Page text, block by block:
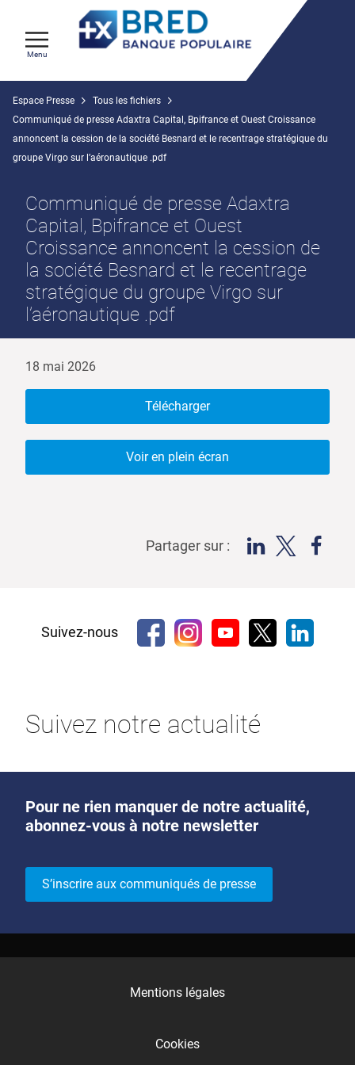
Menu
Espace Presse
Tous les fichiers
Communiqué de presse Adaxtra Capital, Bpifrance et Ouest Croissance
annoncent la cession de la société Besnard et le recentrage stratégique du
groupe Virgo sur l’aéronautique .pdf
Communiqué de presse Adaxtra
Capital, Bpifrance et Ouest
Croissance annoncent la cession de
la société Besnard et le recentrage
stratégique du groupe Virgo sur
l’aéronautique .pdf
18 mai 2026
Télécharger
Voir en plein écran
Partager sur :
Suivez-nous
Suivez notre actualité
Pour ne rien manquer de notre actualité,
abonnez-vous à notre newsletter
S’inscrire aux communiqués de presse
Mentions légales
Cookies